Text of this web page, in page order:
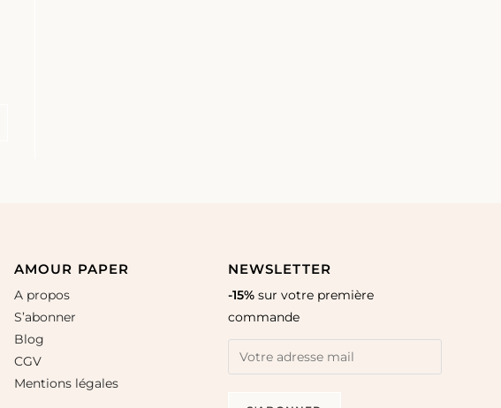
AMOUR PAPER
A propos
S’abonner
Blog
CGV
Mentions légales
NEWSLETTER
-15%sur votre première
commande